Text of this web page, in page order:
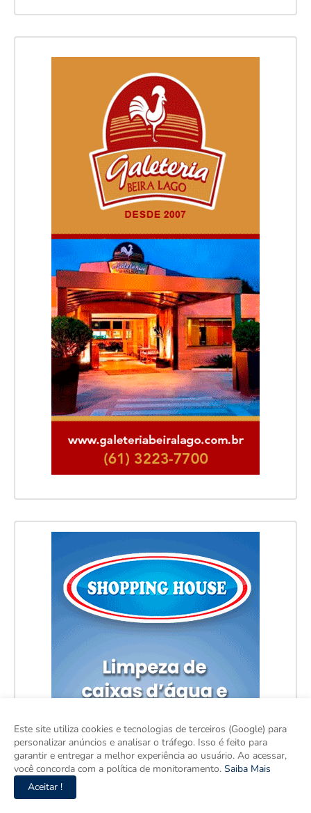
Este site utiliza cookies e tecnologias de terceiros (Google) para
personalizar anúncios e analisar o tráfego. Isso é feito para
garantir e entregar a melhor experiência ao usuário. Ao acessar,
você concorda com a política de monitoramento. Saiba Mais
Aceitar !